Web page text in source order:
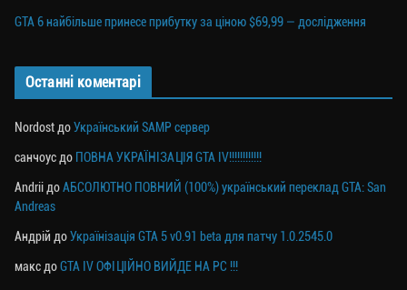
GTA 6 найбільше принесе прибутку за ціною $69,99 — дослідження
Останні коментарі
Nordost доУкраїнський SAMP сервер
санчоус до ПОВНА УКРАЇНІЗАЦІЯ GTA IV!!!!!!!!!!!!
Andrii доАБСОЛЮТНО ПОВНИЙ (100%) український переклад GTA: San
Andreas
Андрій доУкраїнізація GTA 5 v0.91 beta для патчу 1.0.2545.0
макс доGTA IV ОФІЦІЙНО ВИЙДЕ НА PC !!!